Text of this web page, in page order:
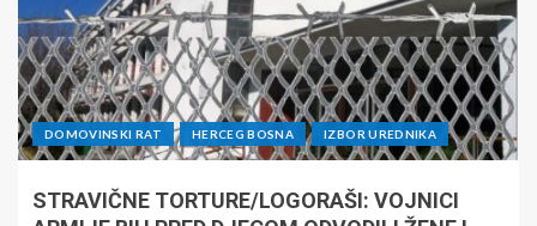
DOMOVINSKI RAT HERCEG BOSNA IZBOR UREDNIKA
STRAVIČNE TORTURE/LOGORAŠI: VOJNICI